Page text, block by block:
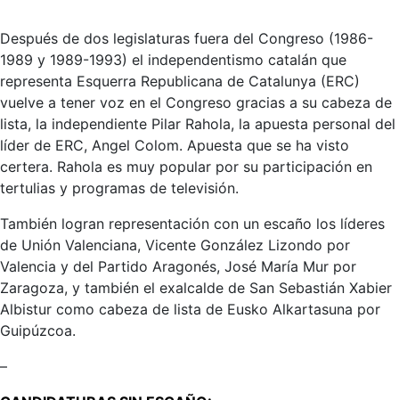
Después de dos legislaturas fuera del Congreso (1986-
1989 y 1989-1993) el independentismo catalán que
representa Esquerra Republicana de Catalunya (ERC)
vuelve a tener voz en el Congreso gracias a su cabeza de
lista, la independiente Pilar Rahola, la apuesta personal del
líder de ERC, Angel Colom. Apuesta que se ha visto
certera. Rahola es muy popular por su participación en
tertulias y programas de televisión.
También logran representación con un escaño los líderes
de Unión Valenciana, Vicente González Lizondo por
Valencia y del Partido Aragonés, José María Mur por
Zaragoza, y también el exalcalde de San Sebastián Xabier
Albistur como cabeza de lista de Eusko Alkartasuna por
Guipúzcoa.
–